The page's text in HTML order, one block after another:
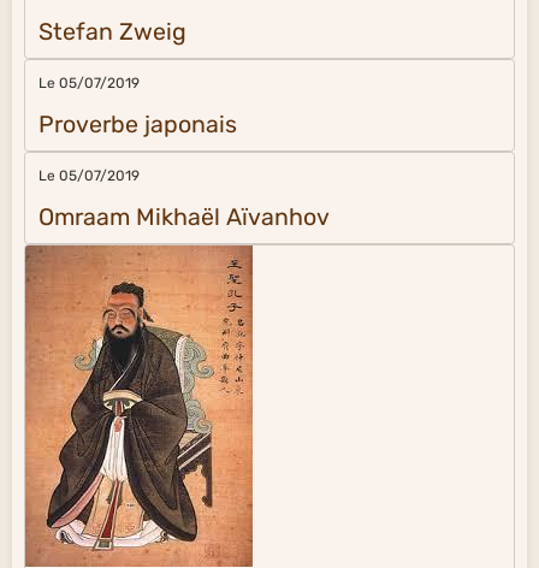
Stefan Zweig
Le 05/07/2019
Proverbe japonais
Le 05/07/2019
Omraam Mikhaël Aïvanhov